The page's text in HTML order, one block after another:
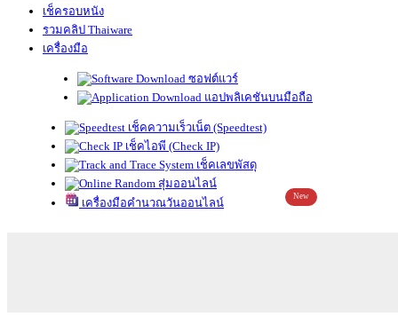
เช็ครอบหนัง
รวมคลิป Thaiware
เครื่องมือ
ซอฟต์แวร์
แอปพลิเคชันบนมือถือ
เช็คความเร็วเน็ต (Speedtest)
เช็คไอพี (Check IP)
เช็คเลขพัสดุ
สุ่มออนไลน์
เครื่องมือคำนวณวันออนไลน์
New